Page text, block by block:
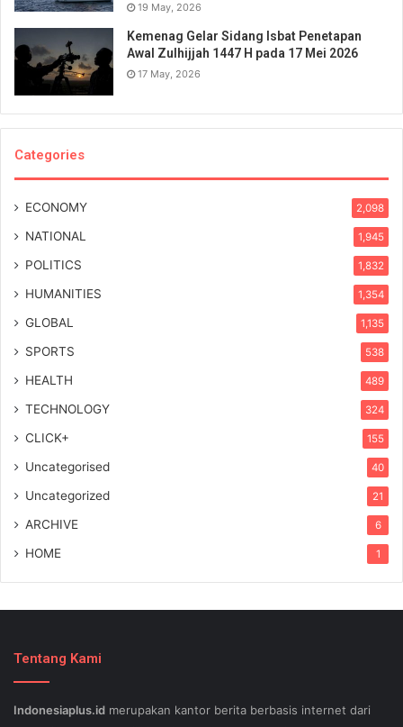
19 May, 2026
Kemenag Gelar Sidang Isbat Penetapan
Awal Zulhijjah 1447 H pada 17 Mei 2026
17 May, 2026
Categories
ECONOMY 2,098
NATIONAL 1,945
POLITICS 1,832
HUMANITIES 1,354
GLOBAL 1,135
SPORTS 538
HEALTH 489
TECHNOLOGY 324
CLICK+ 155
Uncategorised 40
Uncategorized 21
ARCHIVE 6
HOME 1
Tentang Kami
Indonesiaplus.id merupakan kantor berita berbasis internet dari